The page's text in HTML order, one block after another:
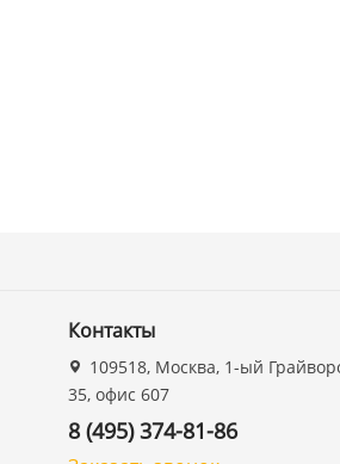
Контакты
109518, Москва, 1-ый
35, офис 607
8 (495) 374-81-86